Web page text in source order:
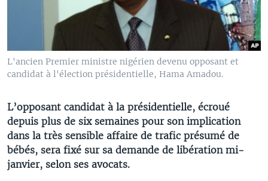
L'ancien Premier ministre nigérien devenu opposant et
candidat à l'élection présidentielle, Hama Amadou.
L’opposant candidat à la présidentielle, écroué
depuis plus de six semaines pour son implication
dans la très sensible affaire de trafic présumé de
bébés, sera fixé sur sa demande de libération mi-
janvier, selon ses avocats.